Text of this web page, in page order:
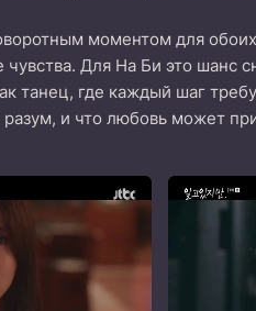
моментом для
чувства. Для На Би это
танец, где каждый шаг
и что любовь может